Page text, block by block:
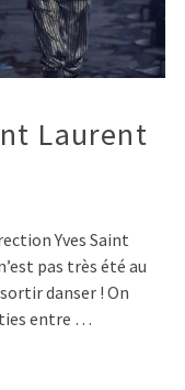
Laurent
Yves Saint
pas très été au
danser ! On
entre …